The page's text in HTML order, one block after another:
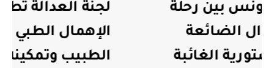
لجنة العدالة تطالب بإنهاء
الإهمال الطبي بحق شوقي
الطبيب وتمكينه فورا من